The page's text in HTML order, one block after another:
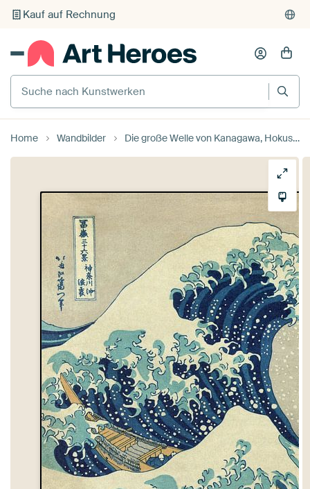
Kauf auf Rechnung
Individueller Druck auf Bestellung
Suche nach Kunstwerken
Home Wandbilder Die große Welle von Kanagawa, Hokusai